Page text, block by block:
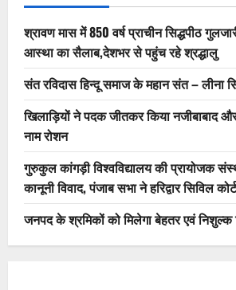
श्रावण मास में 850 वर्ष प्राचीन सिद्धपीठ
आस्था का सैलाब,देशभर से पहुंच रहे श्रद्धालु
संत रविदास हिन्दू समाज के महान संत – लीना
खिलाड़ियों ने पदक जीतकर किया नजीबाबाद
नाम रोशन
गुरुकुल कांगड़ी विश्वविद्यालय की प्रायोजक
कानूनी विवाद, पंजाब सभा ने हरिद्वार सिविल
जनपद के श्रमिकों को मिलेगा बेहतर एवं निशुल्क